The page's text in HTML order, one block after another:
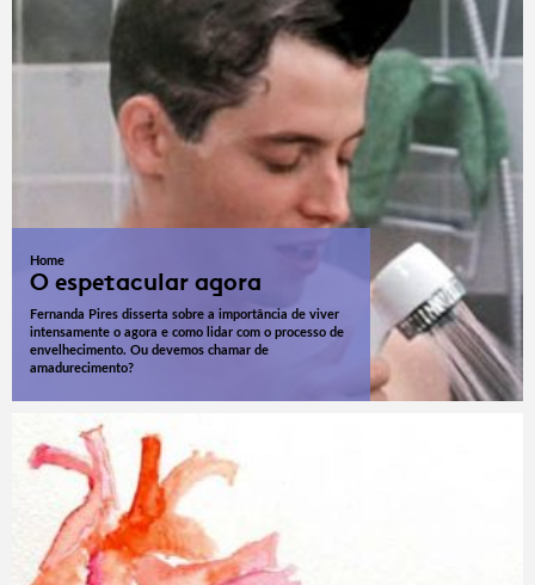
Home
O espetacular agora
Fernanda Pires disserta sobre a importância de viver
intensamente o agora e como lidar com o processo de
envelhecimento. Ou devemos chamar de
amadurecimento?